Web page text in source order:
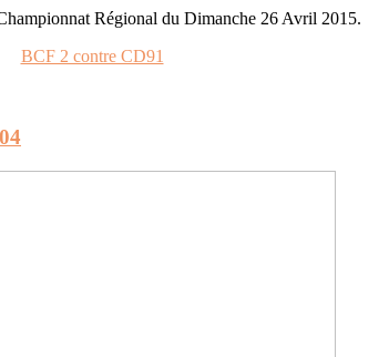
Régional du Dimanche 26 Avril 2015.
BCF 2 contre CD91